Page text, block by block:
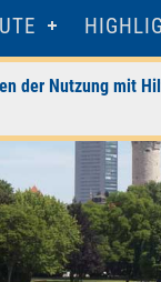
der Nutzung